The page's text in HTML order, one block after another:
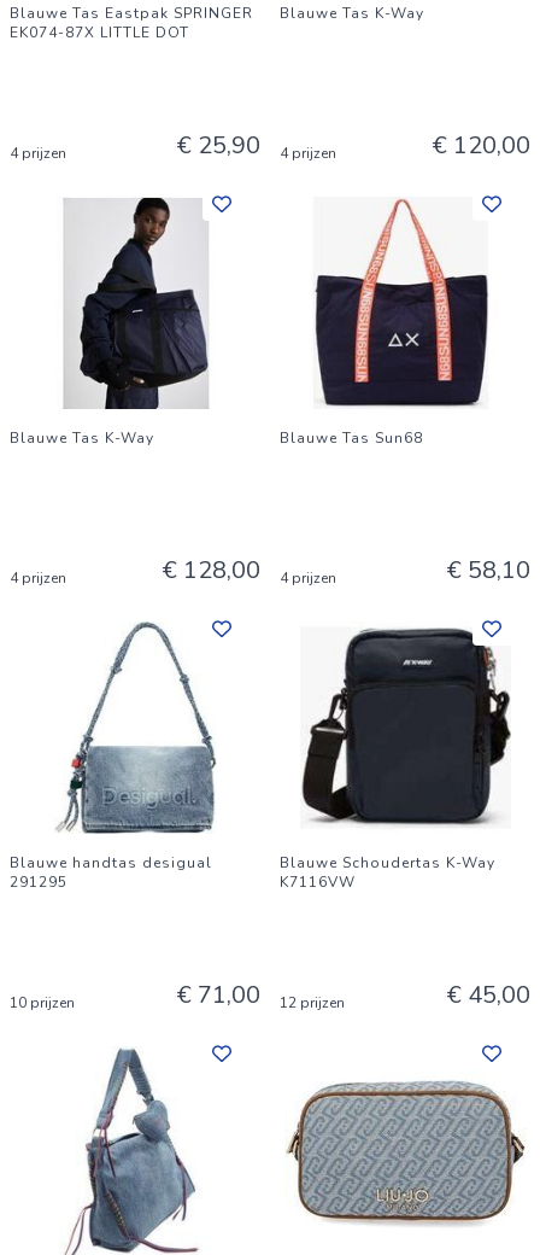
Blauwe Tas Eastpak SPRINGER
EK074-87X LITTLE DOT
4 prijzen € 25,90
Blauwe Tas K-Way
4 prijzen € 120,00
Blauwe Tas K-Way
4 prijzen € 128,00
Blauwe Tas Sun68
4 prijzen € 58,10
Blauwe handtas desigual
291295
10 prijzen € 71,00
Blauwe Schoudertas K-Way
K7116VW
12 prijzen € 45,00